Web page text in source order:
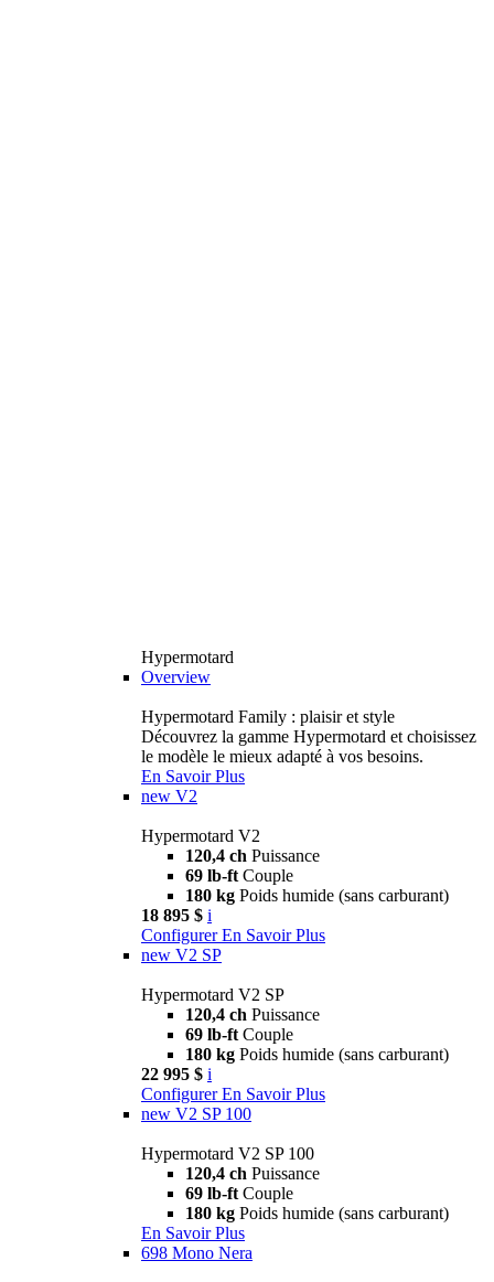
Hypermotard
Overview
Hypermotard Family : plaisir et style
Découvrez la gamme Hypermotard et choisissez
le modèle le mieux adapté à vos besoins.
En Savoir Plus
new V2
Hypermotard V2
120,4 ch Puissance
69 lb-ft Couple
180 kg Poids humide (sans carburant)
18 895 $ i
Configurer En Savoir Plus
new V2 SP
Hypermotard V2 SP
120,4 ch Puissance
69 lb-ft Couple
180 kg Poids humide (sans carburant)
22 995 $ i
Configurer En Savoir Plus
new V2 SP 100
Hypermotard V2 SP 100
120,4 ch Puissance
69 lb-ft Couple
180 kg Poids humide (sans carburant)
En Savoir Plus
698 Mono Nera